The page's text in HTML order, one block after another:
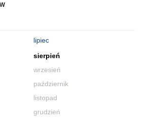
lipiec
sierpień
wrzesień
październik
listopad
grudzień